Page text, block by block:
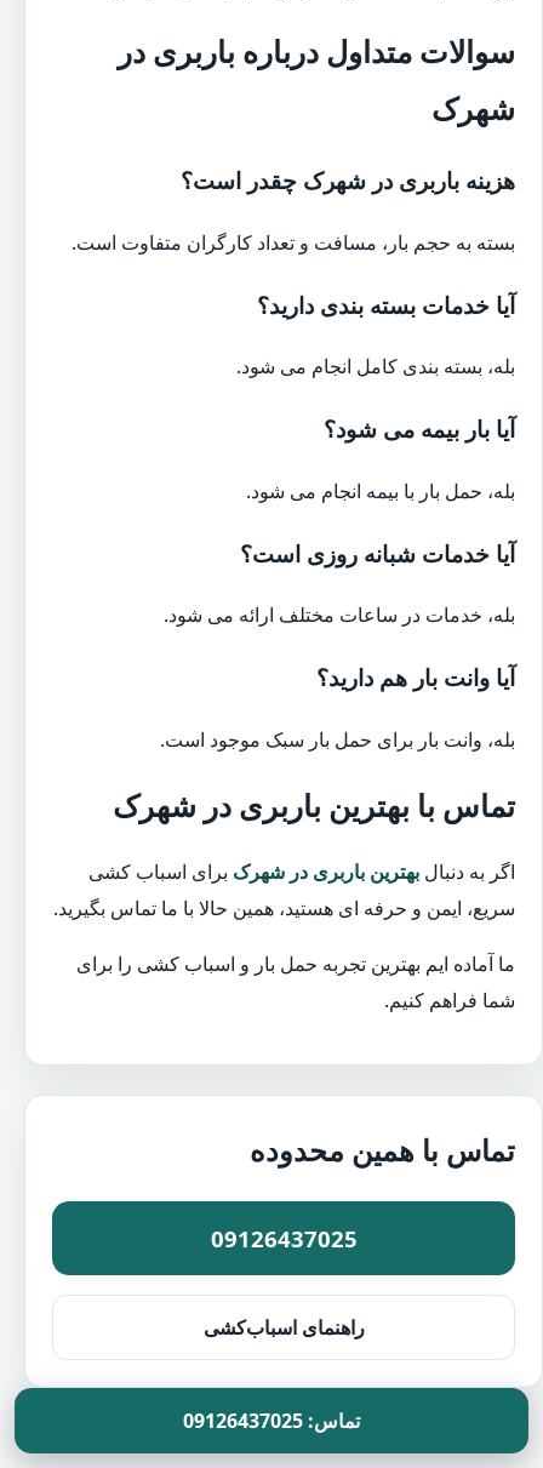
سوالات متداول درباره باربری در
شهرک
هزینه باربری در شهرک چقدر است؟
بسته به حجم بار، مسافت و تعداد کارگران متفاوت است.
آیا خدمات بسته بندی دارید؟
بله، بسته بندی کامل انجام می شود.
آیا بار بیمه می شود؟
بله، حمل بار با بیمه انجام می شود.
آیا خدمات شبانه روزی است؟
بله، خدمات در ساعات مختلف ارائه می شود.
آیا وانت بار هم دارید؟
بله، وانت بار برای حمل بار سبک موجود است.
تماس با بهترین باربری در شهرک
اگر به دنبال بهترین باربری در شهرک برای اسباب کشی
سریع، ایمن و حرفه ای هستید، همین حالا با ما تماس بگیرید.
ما آماده ایم بهترین تجربه حمل بار و اسباب کشی را برای
شما فراهم کنیم.
تماس با همین محدوده
09126437025
راهنمای اسباب‌کشی
تماس: 09126437025